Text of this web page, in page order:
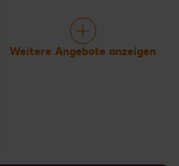
Weitere Angebote anzeigen